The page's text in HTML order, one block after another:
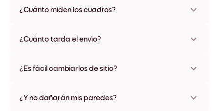
¿Cuánto miden los cuadros?
varios materiales y colores de marco, incluidas opciones sin
¿Cuánto tarda el envío?
disponibles en algunos países. Te enviaremos un número de
¿Es fácil cambiarlos de sitio?
ningún daño
¿Y no dañarán mis paredes?